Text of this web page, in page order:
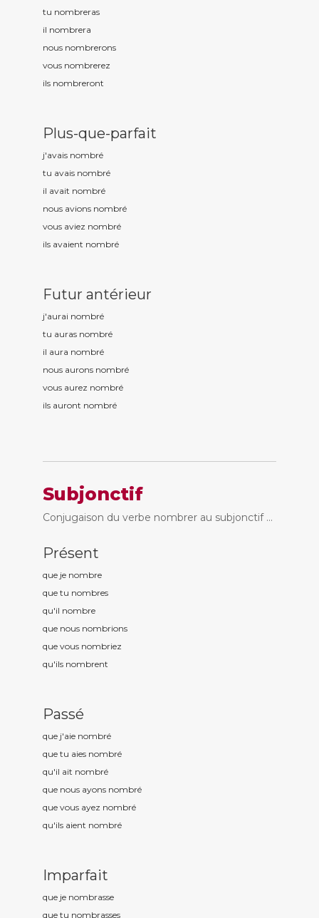
tu nombreras
il nombrera
nous nombrerons
vous nombrerez
ils nombreront
Plus-que-parfait
j'avais nombré
tu avais nombré
il avait nombré
nous avions nombré
vous aviez nombré
ils avaient nombré
Futur antérieur
j'aurai nombré
tu auras nombré
il aura nombré
nous aurons nombré
vous aurez nombré
ils auront nombré
Subjonctif
Conjugaison du verbe nombrer au subjonctif ...
Présent
que je nombre
que tu nombres
qu'il nombre
que nous nombrions
que vous nombriez
qu'ils nombrent
Passé
que j'aie nombré
que tu aies nombré
qu'il ait nombré
que nous ayons nombré
que vous ayez nombré
qu'ils aient nombré
Imparfait
que je nombrasse
que tu nombrasses